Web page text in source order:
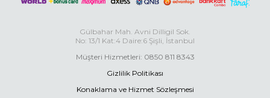
Gülbahar Mah. Avni Dilligil Sok.
No: 13/1 Kat:4 Daire:6 Şişli, İstanbul
Müşteri Hizmetleri: 0850 811 8343
Gizlilik Politikası
Konaklama ve Hizmet Sözleşmesi